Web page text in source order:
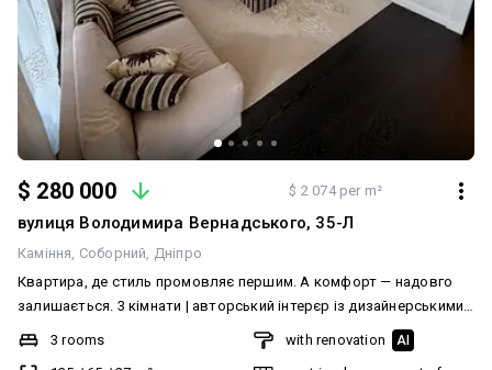
$ 280 000 $ 2 074 per m²
вулиця Володимира Вернадського, 35-Л
Каміння Соборний Дніпро
Квартира, де стиль промовляє першим. А комфорт — надовго
залишається. 3 кімнати | авторський інтерєр із дизайнерськими
акцентами від KINZO Уявіть простір, де можна… не поспішати. Де
ранок починається з мякого світла на шторах, де червоний лак
3 rooms
with renovation AI